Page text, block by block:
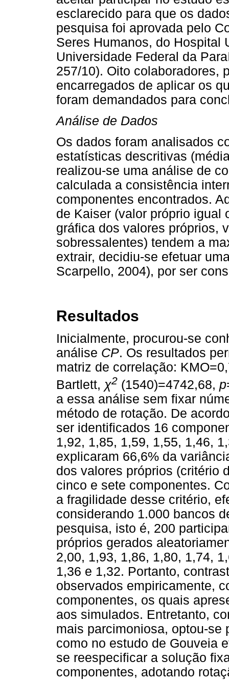
esclarecido para que os
pesquisa foi aprovada pelo
Seres Humanos, do Hospital
Universidade Federal da
257/10). Oito colaboradores,
encarregados de aplicar os
foram demandados para
Análise de Dados
Os dados foram analisados
estatísticas descritivas
realizou-se uma análise de
calculada a consistência
componentes encontrados.
de Kaiser (valor próprio igual
gráfica dos valores próprios,
sobressalentes) tendem a
extrair, decidiu-se efetuar
Scarpello, 2004), por ser
Resultados
Inicialmente, procurou-se
análise CP. Os resultados
matriz de correlação:
Bartlett, χ2 (1540)=4742,68, p
a essa análise sem fixar
método de rotação. De
ser identificados 16
1,92, 1,85, 1,59, 1,55, 1,46,
explicaram 66,6% da
dos valores próprios (critério
cinco e sete componentes.
a fragilidade desse critério,
considerando 1.000 bancos
pesquisa, isto é, 200
próprios gerados
2,00, 1,93, 1,86, 1,80, 1,74,
1,36 e 1,32. Portanto,
observados empiricamente,
componentes, os quais
aos simulados. Entretanto,
mais parcimoniosa, optou-se
como no estudo de Gouveia
se reespecificar a solução
componentes, adotando